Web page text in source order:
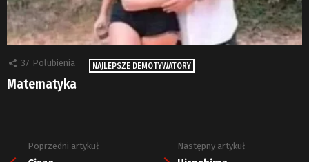
37 Polubienia NAJLEPSZE DEMOTYWATORY
Matematyka
ZobaczPoprzedni artykuł Następny artykuł